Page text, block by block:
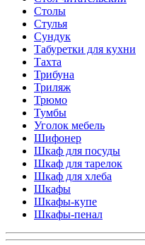
Столы
Стулья
Сундук
Табуретки для кухни
Тахта
Трибуна
Триляж
Трюмо
Тумбы
Уголок мебель
Шифонер
Шкаф для посуды
Шкаф для тарелок
Шкаф для хлеба
Шкафы
Шкафы-купе
Шкафы-пенал